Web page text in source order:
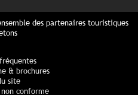
des partenaires touristiques
& brochures
site
conforme